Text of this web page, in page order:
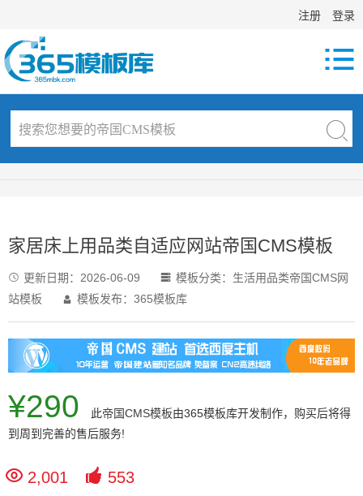
注册 登录

家居床上用品类自适应网站帝国CMS模板
 更新日期： 2026-06-09  模板分类： 生活用品类帝国CMS网
站模板
 模板发布：365模板库
¥290 此帝国CMS模板由365模板库开发制作，购买后将得
到周到完善的售后服务!
 2,001  553